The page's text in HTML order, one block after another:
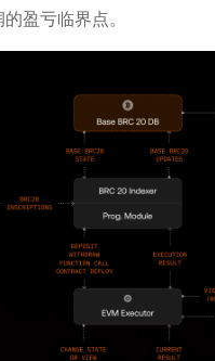
盈亏临界点。